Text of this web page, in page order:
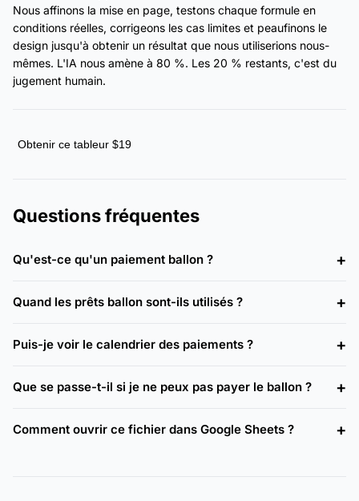
Nous affinons la mise en page, testons chaque formule en
conditions réelles, corrigeons les cas limites et peaufinons le
design jusqu'à obtenir un résultat que nous utiliserions nous-
mêmes. L'IA nous amène à 80 %. Les 20 % restants, c'est du
jugement humain.
Obtenir ce tableur $19
Questions fréquentes
Qu'est-ce qu'un paiement ballon ?
Quand les prêts ballon sont-ils utilisés ?
Puis-je voir le calendrier des paiements ?
Que se passe-t-il si je ne peux pas payer le ballon ?
Comment ouvrir ce fichier dans Google Sheets ?